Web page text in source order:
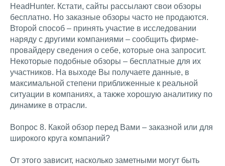
HeadHunter. Кстати, сайты рассылают свои обзоры
бесплатно. Но заказные обзоры часто не продаются.
Второй способ – принять участие в исследовании
наряду с другими компаниями – сообщить фирме-
провайдеру сведения о себе, которые она запросит.
Некоторые подобные обзоры – бесплатные для их
участников. На выходе Вы получаете данные, в
максимальной степени приближенные к реальной
ситуации в компаниях, а также хорошую аналитику по
динамике в отрасли.
Вопрос 8. Какой обзор перед Вами – заказной или для
широкого круга компаний?
От этого зависит, насколько заметными могут быть